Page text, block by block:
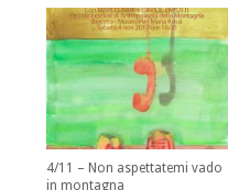
4/11 – Non aspettatemi vado
in montagna